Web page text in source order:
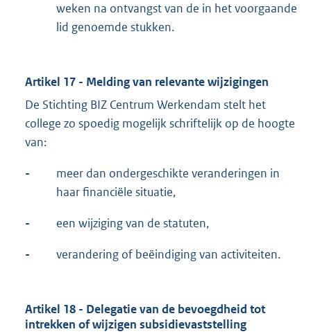
weken na ontvangst van de in het voorgaande
lid genoemde stukken.
Artikel 17 - Melding van relevante wijzigingen
De Stichting BIZ Centrum Werkendam stelt het
college zo spoedig mogelijk schriftelijk op de hoogte
van:
-
meer dan ondergeschikte veranderingen in
haar financiële situatie,
- een wijziging van de statuten,
- verandering of beëindiging van activiteiten.
Artikel 18 - Delegatie van de bevoegdheid tot
intrekken of wijzigen subsidievaststelling